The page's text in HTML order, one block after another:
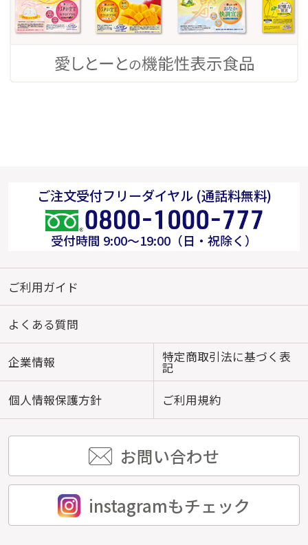
ご注文受付フリーダイヤル (通話料無料)
受付時間 9:00～19:00（日・祝除く）
ご利用ガイド
よくある質問
企業情報 特定商取引法に基づく表
記
個人情報保護方針
ご利用規約
お問い合わせ
instagramもチェック